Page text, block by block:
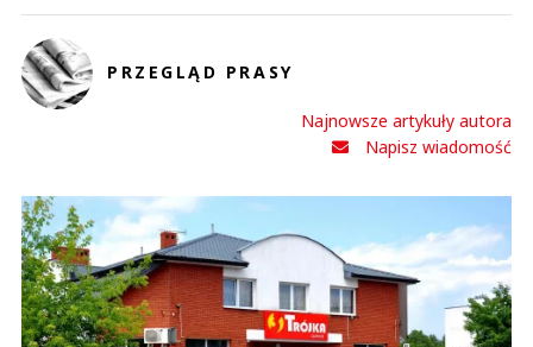
PRZEGLĄD PRASY
Najnowsze artykuły autora
Napisz wiadomość